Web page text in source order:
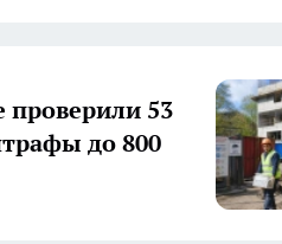
проверили 53
до 800